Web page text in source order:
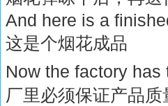
And here is a
这是个烟花成品
Now the factory
厂里必须保证产品质